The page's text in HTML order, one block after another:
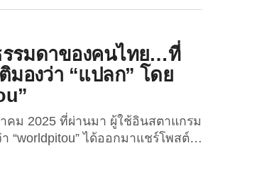
รรมดาของคนไทย…ที่
มองว่า “แปลก” โดย
คม 2025 ที่ผ่านมา ผู้ใช้อินสตาแกรม
“worldpitou” ได้ออกมาแชร์โพสต์